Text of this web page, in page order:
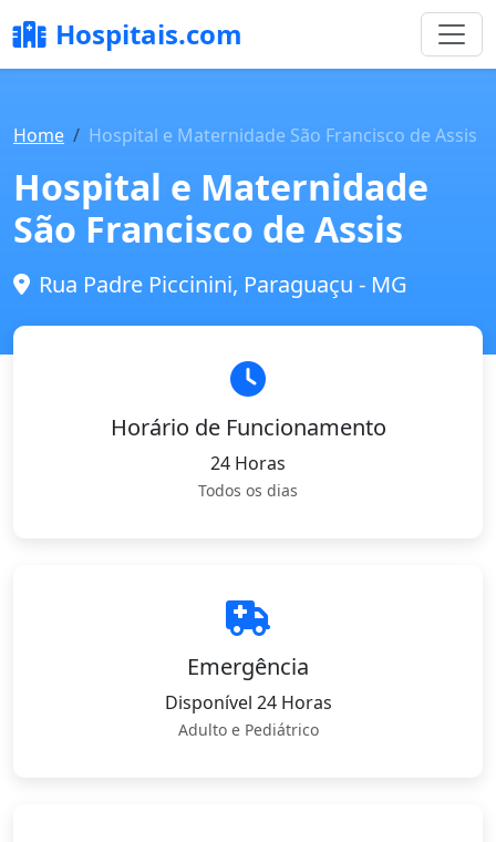
Hospitais.com
Home Hospital e Maternidade São Francisco de Assis
Hospital e Maternidade
São Francisco de Assis
Rua Padre Piccinini, Paraguaçu - MG
Horário de Funcionamento
24 Horas
Todos os dias
Emergência
Disponível 24 Horas
Adulto e Pediátrico